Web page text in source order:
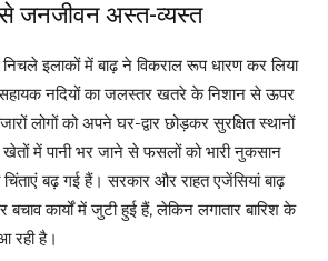
से जनजीवन अस्त-व्यस्त
इलाकों में बाढ़ ने विकराल रूप धारण कर लिया
नदियों का जलस्तर खतरे के निशान से ऊपर
लोगों को अपने घर-द्वार छोड़कर सुरक्षित स्थानों
में पानी भर जाने से फसलों को भारी नुकसान
बढ़ गई हैं। सरकार और राहत एजेंसियां बाढ़
बचाव कार्यों में जुटी हुई हैं, लेकिन लगातार बारिश के
रही है।